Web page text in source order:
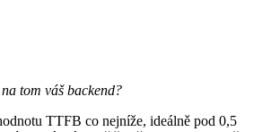
tom váš backend?
TTFB co nejníže, ideálně pod 0,5